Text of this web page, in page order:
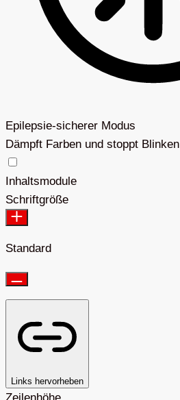
Epilepsie-sicherer Modus
Dämpft Farben und stoppt Blinken
Inhaltsmodule
Schriftgröße
Standard
Links hervorheben
Zeilenhöhe